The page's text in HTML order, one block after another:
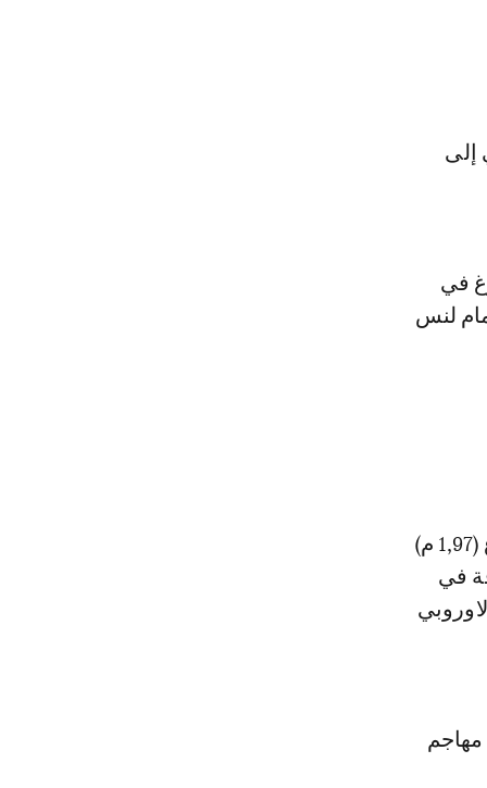
إلى
في
لنس
ومع تسجيله 11 هدفاً هذا الموسم، يبقى هذا المهاجم صاحب الطول الفارع (1,97 م)
في